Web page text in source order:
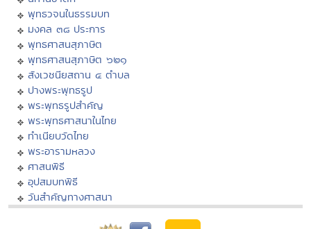
พุทธวจนในธรรมบท
มงคล ๓๘ ประการ
พุทธศาสนสุภาษิต
พุทธศาสนสุภาษิต ๖๒๑
สังเวชนียสถาน ๔ ตำบล
ปางพระพุทธรูป
พระพุทธรูปสำคัญ
พระพุทธศาสนาในไทย
ทำเนียบวัดไทย
พระอารามหลวง
ศาสนพิธี
อุปสมบทพิธี
วันสำคัญทางศาสนา